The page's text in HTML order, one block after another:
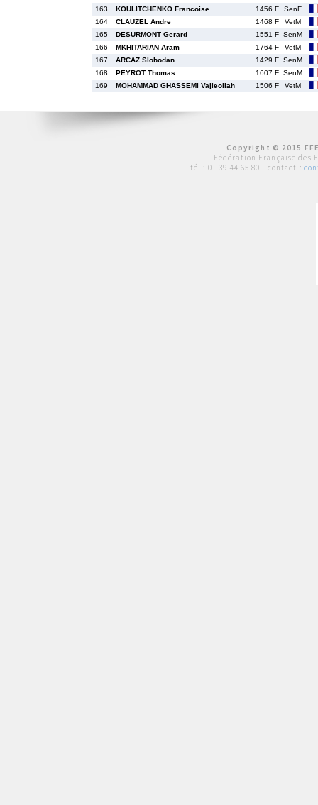
163
KOULITCHENKO Francoise 1456 F
SenF
164
CLAUZEL Andre 1468 F
VetM
165
DESURMONT Gerard 1551 F SenM
166
MKHITARIAN Aram 1764 F
VetM
167
ARCAZ Slobodan 1429 F SenM
168
PEYROT Thomas 1607 F SenM
169
MOHAMMAD GHASSEMI Vajieollah 1506 F VetM
Copyright © 2015
Fédération Française des
tél : 01 39 44 65 80 | contact :